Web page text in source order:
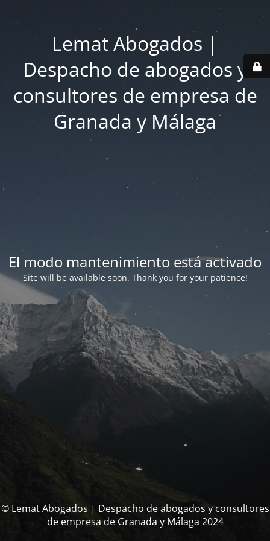
Lemat Abogados |
Despacho de abogados y
consultores de empresa de
Granada y Málaga
El modo mantenimiento está activado
Site will be available soon. Thank you for your patience!
© Lemat Abogados | Despacho de abogados y consultores
de empresa de Granada y Málaga 2024